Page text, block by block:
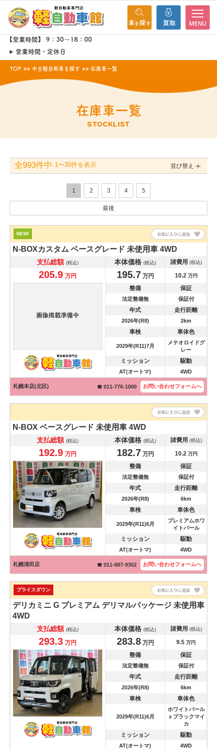
MENU
【営業時間】 9：30～18：00
営業時間・定休日
TOP 中古軽自動車を探す 在庫車一覧
在庫車一覧
STOCKLIST
全993件中 1〜30件を表示 並び替え
1 2 3 4 5
最後
NEW!
N-BOXカスタム ベースグレード 未使用車 4WD
支払総額 (税込) 本体価格 (税込) 諸費用 (税込)
205.9 万円 195.7 万円 10.2 万円
整備 保証
法定整備無 保証付
年式 走行距離
2026年(R8) 2km
車検 車体色
2029年(R11)7月
メテオロイドグ
レー
ミッション 駆動
AT(オートマ) 4WD
札幌本店(北区) ☎ 011-776-1000 お問い合わせフォームへ
N-BOX ベースグレード 未使用車 4WD
支払総額 (税込) 本体価格 (税込) 諸費用 (税込)
192.9 万円 182.7 万円 10.2 万円
整備 保証
法定整備無 保証付
年式 走行距離
2026年(R8) 6km
車検 車体色
2029年(R11)6月
プレミアムホワ
イトパール
ミッション 駆動
AT(オートマ) 4WD
札幌清田店 ☎ 011-887-9302 お問い合わせフォームへ
プライスダウン
デリカミニ G プレミアム デリマルパッケージ 未使用車
4WD
支払総額 (税込) 本体価格 (税込) 諸費用 (税込)
293.3 万円 283.8万円 9.5 万円
整備 保証
法定整備無 保証付
年式 走行距離
2026年(R8) 6km
車検 車体色
2029年(R11)6月
ホワイトパール
ｘブラックマイ
カ
ミッション 駆動
AT(オートマ) 4WD